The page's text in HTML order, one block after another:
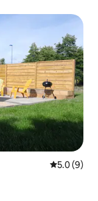
คะแนนเฉลี่
5.0 (9)